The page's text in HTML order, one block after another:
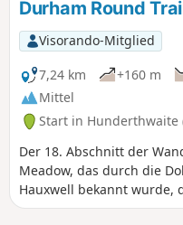
Abraumhalden der längst
Bleiminen vorbeikommen.
führt über einen der
zum Bunton Level
Gunnerside Gill. Der
auf grasbewachsenen
Brownsey Moor
Ackerland führen, oft
Steinmauern und vorbei
bewirtschafteten
traditionellen Scheunen.
Durham Round
Visorando-Mitglied
7,24 km
+160 m
Mittel
Start in Hunderthwaite
Der 18. Abschnitt der
Meadow, das durch die
Hauxwell bekannt wurde,
Bauernhof lebte. Die